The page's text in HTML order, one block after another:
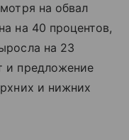
на обвал
на 40 процентов,
на 23
и предложение
и нижних